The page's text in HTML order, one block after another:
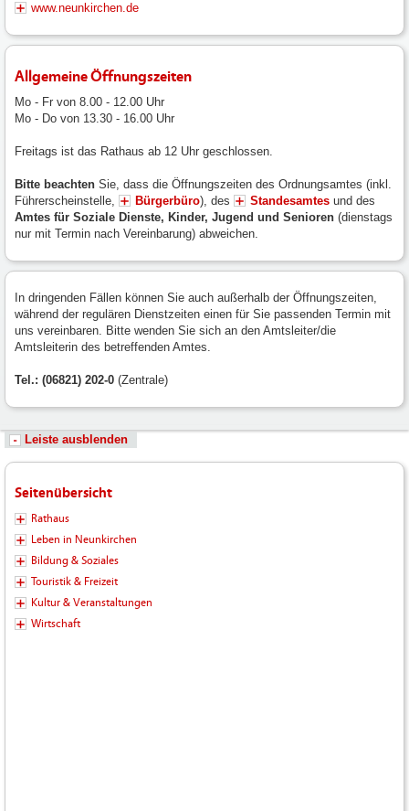
www.neunkirchen.de
Allgemeine Öffnungszeiten
Mo - Fr von 8.00 - 12.00 Uhr
Mo - Do von 13.30 - 16.00 Uhr
Freitags ist das Rathaus ab 12 Uhr geschlossen.
Bitte beachten Sie, dass die Öffnungszeiten des Ordnungsamtes (inkl.
Führerscheinstelle,
Bürgerbüro), des Standesamtes und des
Amtes für Soziale Dienste, Kinder, Jugend und Senioren (dienstags
nur mit Termin nach Vereinbarung) abweichen.
In dringenden Fällen können Sie auch außerhalb der Öffnungszeiten,
während der regulären Dienstzeiten einen für Sie passenden Termin mit
uns vereinbaren. Bitte wenden Sie sich an den Amtsleiter/die
Amtsleiterin des betreffenden Amtes.
Tel.: (06821) 202-0 (Zentrale)
Leiste ausblenden
Seitenübersicht
Rathaus
Leben in Neunkirchen
Bildung & Soziales
Touristik & Freizeit
Kultur & Veranstaltungen
Wirtschaft